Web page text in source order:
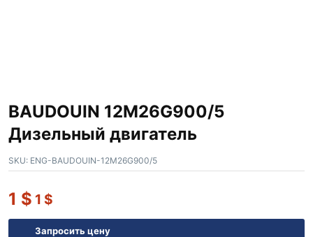
BAUDOUIN 12M26G900/5
Дизельный двигатель
SKU: ENG-BAUDOUIN-12M26G900/5
1 $ 1 $
Запросить цену